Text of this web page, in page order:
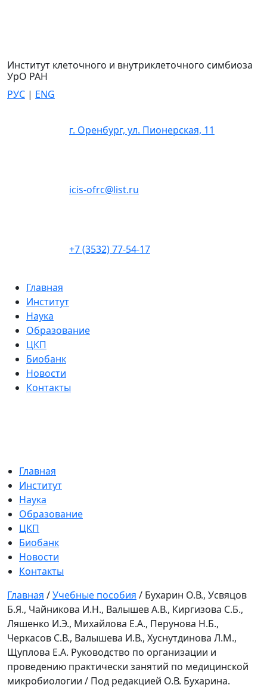
Институт клеточного и внутриклеточного симбиоза
УрО РАН
РУС | ENG
г. Оренбург, ул. Пионерская, 11
icis-ofrc@list.ru
+7 (3532) 77-54-17
Главная
Институт
Наука
Образование
ЦКП
Биобанк
Новости
Контакты
Главная
Институт
Наука
Образование
ЦКП
Биобанк
Новости
Контакты
Главная /Учебные пособия / Бухарин О.В., Усвяцов
Б.Я., Чайникова И.Н., Валышев А.В., Киргизова С.Б.,
Ляшенко И.Э., Михайлова Е.А., Перунова Н.Б.,
Черкасов С.В., Валышева И.В., Хуснутдинова Л.М.,
Щуплова Е.А. Руководство по организации и
проведению практически занятий по медицинской
микробиологии / Под редакцией О.В. Бухарина.